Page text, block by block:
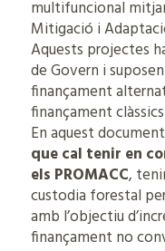
multifuncional
Mitigació i
Aquests projectes
de Govern i
finançament
finançament
En aquest
que cal tenir en
els PROMACC,
custodia forestal
amb l’objectiu
finançament no